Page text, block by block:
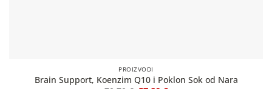
PROIZVODI
Brain Support, Koenzim Q10 i Poklon Sok od Nara